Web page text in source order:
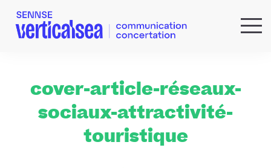
ACTUS & IDÉES
cover-article-réseaux-
sociaux-attractivité-
touristique